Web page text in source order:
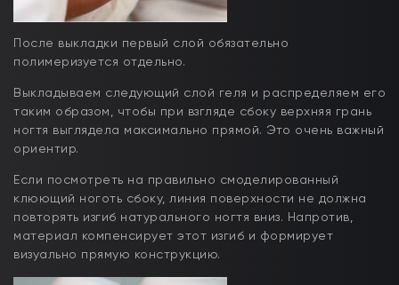
После выкладки первый слой обязательно
полимеризуется отдельно.
Выкладываем следующий слой геля и распределяем его
таким образом, чтобы при взгляде сбоку верхняя грань
ногтя выглядела максимально прямой. Это очень важный
ориентир.
Если посмотреть на правильно смоделированный
клюющий ноготь сбоку, линия поверхности не должна
повторять изгиб натурального ногтя вниз. Напротив,
материал компенсирует этот изгиб и формирует
визуально прямую конструкцию.